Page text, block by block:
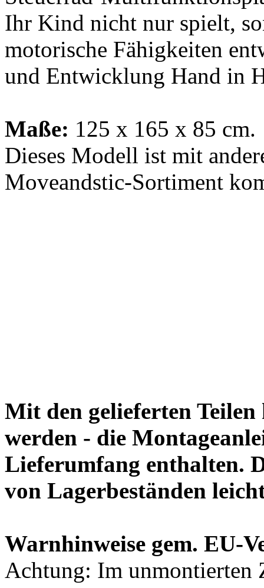
Maße:125 x 165 x 85 cm.
Dieses Modell ist mit
Moveandstic-Sortiment
Achtung: Im unmontierten
Jahre geeignet.
Kleinteile können
Nur unter Aufsicht von
aus den Kategorien: